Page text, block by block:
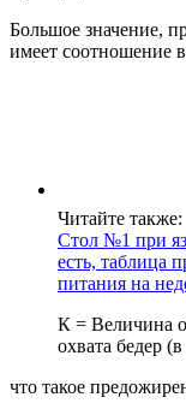
Большое значение,
имеет соотношение
Читайте также:
Стол №1 при
есть, таблица
питания на
К = Величина
охвата бедер
что такое